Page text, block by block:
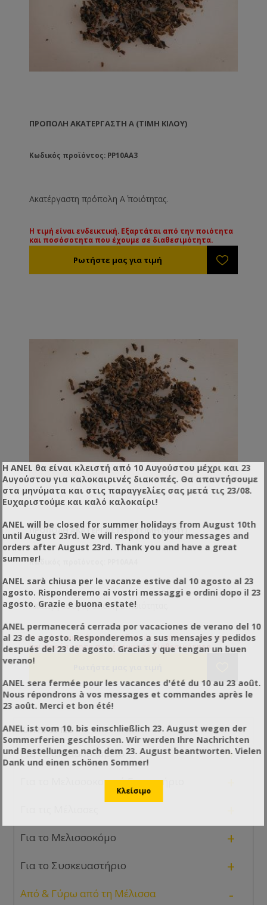
ΠΡΌΠΟΛΗ ΑΚΑΤΈΡΓΑΣΤΗ Α (ΤΙΜΉ ΚΙΛΟΎ)
Κωδικός προϊόντος: PP10AA3
Ακατέργαστη πρόπολη Α΄ ποιότητας.
Η τιμή είναι ενδεικτική. Εξαρτάται από την ποιότητα
και ποσόσοτητα που έχουμε σε διαθεσιμότητα.
ΠΡΌΠΟΛΗ ΑΚΑΤΈΡΓΑΣΤΗ B (ΤΙΜΉ ΚΙΛΟΎ)
Κωδικός προϊόντος: PP10AA4
Ακατέργαστη πρόπολη Β΄ ποιότητας.
Η τιμή είναι ενδεικτική. Εξαρτάται από την ποιότητα
και ποσόσοτητα που έχουμε σε διαθεσιμότητα.
ΚΑΤΗΓΟΡΊΕΣ
Για το Μελισσοκομείο +
Για το Μελισσοκομικό Εργαστήριο
Για το Μελισσοκόμο +
Για το Συσκευαστήριο +
Από & Γύρω από τη Μέλισσα -
Η ANEL θα είναι κλειστή από 10 Αυγούστου μέχρι και 23
Αυγούστου για καλοκαιρινές διακοπές. Θα απαντήσουμε
στα μηνύματα και στις παραγγελίες σας μετά τις 23/08.
Ευχαριστούμε και καλό καλοκαίρι!
ANEL will be closed for summer holidays from August 10th
until August 23rd. We will respond to your messages and
orders after August 23rd. Thank you and have a great
summer!
ANEL sarà chiusa per le vacanze estive dal 10 agosto al 23
agosto. Risponderemo ai vostri messaggi e ordini dopo il 23
agosto. Grazie e buona estate!
ANEL permanecerá cerrada por vacaciones de verano del 10
al 23 de agosto. Responderemos a sus mensajes y pedidos
después del 23 de agosto. Gracias y que tengan un buen
verano!
ANEL sera fermée pour les vacances d'été du 10 au 23 août.
Nous répondrons à vos messages et commandes après le
23 août. Merci et bon été!
ANEL ist vom 10. bis einschließlich 23. August wegen der
Sommerferien geschlossen. Wir werden Ihre Nachrichten
und Bestellungen nach dem 23. August beantworten. Vielen
Dank und einen schönen Sommer!